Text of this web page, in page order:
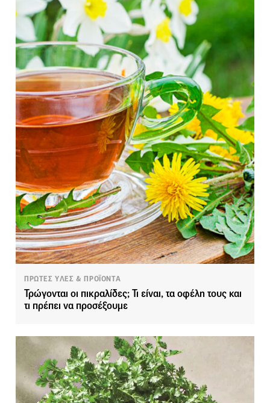
ΠΡΩΤΕΣ ΥΛΕΣ & ΠΡΟΪΟΝΤΑ
Τρώγονται οι πικραλίδες; Τι είναι, τα οφέλη τους και
τι πρέπει να προσέξουμε